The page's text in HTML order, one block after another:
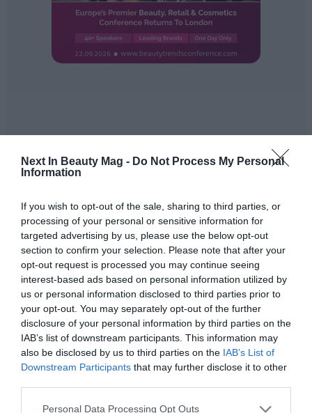
Next In Beauty Mag - Do Not Process My Personal
Information
If you wish to opt-out of the sale, sharing to third parties, or
processing of your personal or sensitive information for
targeted advertising by us, please use the below opt-out
section to confirm your selection. Please note that after your
opt-out request is processed you may continue seeing
interest-based ads based on personal information utilized by
us or personal information disclosed to third parties prior to
your opt-out. You may separately opt-out of the further
disclosure of your personal information by third parties on the
IAB’s list of downstream participants. This information may
also be disclosed by us to third parties on the IAB’s List of
Downstream Participants that may further disclose it to other
Personal Data Processing Opt Outs
La semana pasada se hacia oficial un paso más por
parte de su fundador, Yvon Chouinard, en su obligación
moral con la defensa del medio ambiente: decidía